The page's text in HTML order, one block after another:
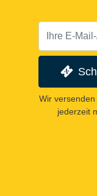
Wir
jederzeit